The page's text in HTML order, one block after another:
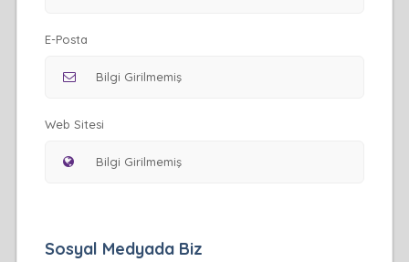
E-Posta
Web Sitesi
Sosyal Medyada Biz